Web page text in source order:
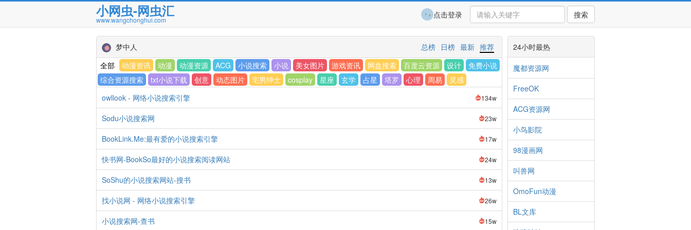
小网虫-网虫汇
www.wangchonghui.com 搜索
点击登录
梦中人 推荐
最新
日榜
总榜
全部
动漫资讯 动漫 动漫资源 ACG 小说搜索 小说 美女图片 游戏资讯 网盘搜索 百度云资源 设计
免费小说
综合资源搜索
txt小说下载 创意 动态图片 宅男绅士 cosplay 星座 玄学 占星 塔罗 心理 周易
灵感
owllook - 网络小说搜索引擎
134w
Sodu小说搜索网 23w
BookLink.Me:最有爱的小说搜索引擎 17w
快书网-BookSo最好的小说搜索阅读网站 24w
SoShu的小说搜索网站-搜书 13w
找小说网 - 网络小说搜索引擎 26w
小说搜索网-查书 15w
24小时最热
魔都资源网
FreeOK
ACG资源网
小鸟影院
98漫画网
叫兽网
OmoFun动漫
BL文库